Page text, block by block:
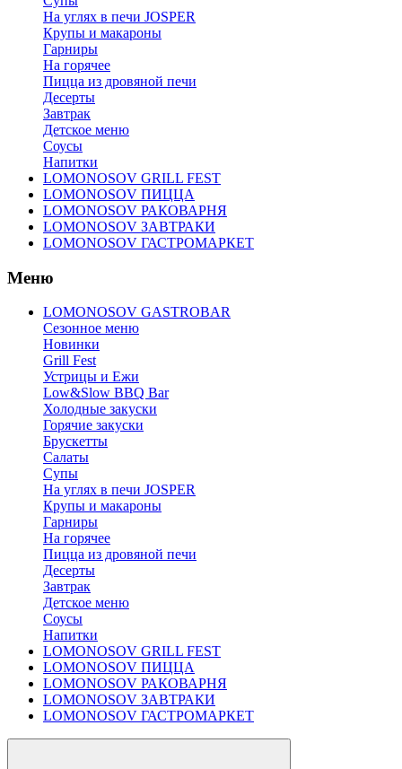
На углях в печи JOSPER
Крупы и макароны
Гарниры
На горячее
Пицца из дровяной печи
Десерты
Завтрак
Детское меню
Соусы
Напитки
LOMONOSOV GRILL FEST
LOMONOSOV ПИЦЦА
LOMONOSOV РАКОВАРНЯ
LOMONOSOV ЗАВТРАКИ
LOMONOSOV ГАСТРОМАРКЕТ
Меню
LOMONOSOV GASTROBAR
Сезонное меню
Новинки
Grill Fest
Устрицы и Ежи
Low&Slow BBQ Bar
Холодные закуски
Горячие закуски
Брускетты
Салаты
Супы
На углях в печи JOSPER
Крупы и макароны
Гарниры
На горячее
Пицца из дровяной печи
Десерты
Завтрак
Детское меню
Соусы
Напитки
LOMONOSOV GRILL FEST
LOMONOSOV ПИЦЦА
LOMONOSOV РАКОВАРНЯ
LOMONOSOV ЗАВТРАКИ
LOMONOSOV ГАСТРОМАРКЕТ